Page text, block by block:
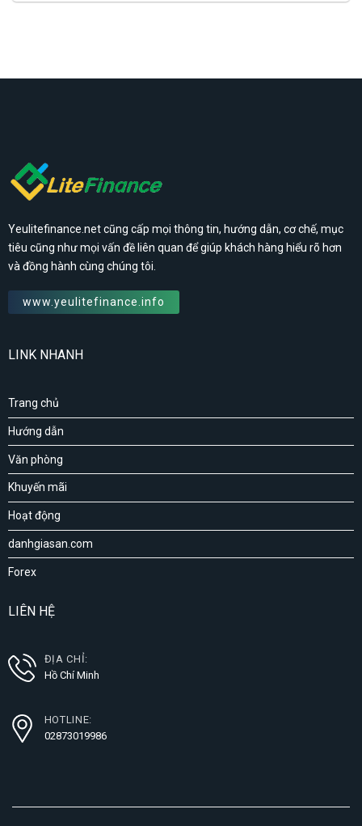
Yeulitefinance.net cũng cấp mọi thông tin, hướng dẫn, cơ chế, mục
tiêu cũng như mọi vấn đề liên quan để giúp khách hàng hiểu rõ hơn
và đồng hành cùng chúng tôi.
www.yeulitefinance.info
LINK NHANH
Trang chủ
Hướng dẫn
Văn phòng
Khuyến mãi
Hoạt động
danhgiasan.com
Forex
LIÊN HỆ
ĐỊA CHỈ:
Hồ Chí Minh
HOTLINE:
02873019986